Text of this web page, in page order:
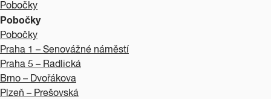
Pobočky
Pobočky
Pobočky
Praha 1 – Senovážné náměstí
Praha 5 – Radlická
Brno – Dvořákova
Plzeň – Prešovská